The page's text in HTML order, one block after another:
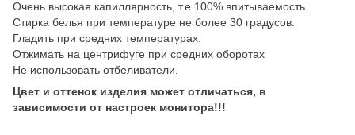
Очень высокая капиллярность, т.е 100% впитываемость.
Стирка белья при температуре не более 30 градусов.
Гладить при средних температурах.
Отжимать на центрифуге при средних оборотах
Не использовать отбеливатели.
Цвет и оттенок изделия может отличаться, в
зависимости от настроек монитора!!!